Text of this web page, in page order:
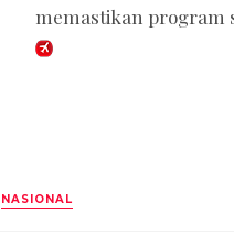
memastikan program
Posted
in
NASIONAL